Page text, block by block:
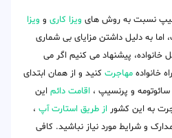
نسبت به روش های ویزا کاری و ویزا
به دلیل داشتن مزایای بی شماری
خانواده، پیشنهاد می کنیم اگر می
خانواده مهاجرت کنید و از همان ابتدای
سائوتومه و پرنسیپ ، اقامت دائم این
به این کشور از طریق استارت آپ ،
و شرایط مورد نیاز نباشید. کافی